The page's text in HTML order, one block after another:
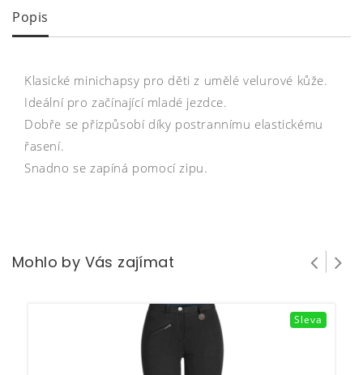
Popis
Klasické minichapsy pro děti z umělé velurové kůže.
Ideální pro začínající mladé jezdce.
Dobře se přizpůsobí díky postrannímu elastickému
řasení.
Snadno se zapíná pomocí zipu.
Mohlo by Vás zajímat
Sleva